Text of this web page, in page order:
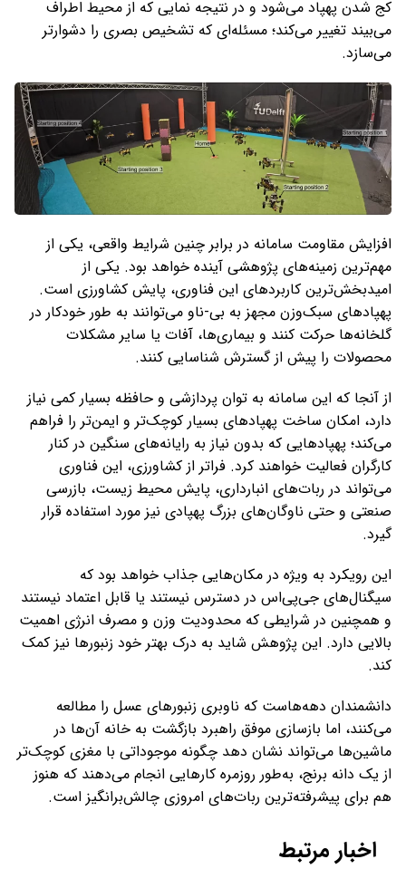
کج شدن پهپاد می‌شود و در نتیجه نمایی که از محیط اطراف
می‌بیند تغییر می‌کند؛ مسئله‌ای که تشخیص بصری را دشوارتر
می‌سازد.
افزایش مقاومت سامانه در برابر چنین شرایط واقعی، یکی از
مهم‌ترین زمینه‌های پژوهشی آینده خواهد بود. یکی از
امیدبخش‌ترین کاربردهای این فناوری، پایش کشاورزی است.
پهپادهای سبک‌وزن مجهز به بی‌-ناو می‌توانند به ‌طور خودکار در
گلخانه‌ها حرکت کنند و بیماری‌ها، آفات یا سایر مشکلات
محصولات را پیش از گسترش شناسایی کنند.
از آنجا که این سامانه به توان پردازشی و حافظه بسیار کمی نیاز
دارد، امکان ساخت پهپادهای بسیار کوچک‌تر و ایمن‌تر را فراهم
می‌کند؛ پهپادهایی که بدون نیاز به رایانه‌های سنگین در کنار
کارگران فعالیت خواهند کرد. فراتر از کشاورزی، این فناوری
می‌تواند در ربات‌های انبارداری، پایش محیط‌ زیست، بازرسی
صنعتی و حتی ناوگان‌های بزرگ پهپادی نیز مورد استفاده قرار
گیرد.
این رویکرد به ‌ویژه در مکان‌هایی جذاب خواهد بود که
سیگنال‌های جی‌پی‌اس در دسترس نیستند یا قابل اعتماد نیستند
و همچنین در شرایطی که محدودیت وزن و مصرف انرژی اهمیت
بالایی دارد. این پژوهش شاید به درک بهتر خود زنبورها نیز کمک
کند.
دانشمندان دهه‌هاست که ناوبری زنبورهای عسل را مطالعه
می‌کنند، اما بازسازی موفق راهبرد بازگشت به خانه آن‌ها در
ماشین‌ها می‌تواند نشان دهد چگونه موجوداتی با مغزی کوچک‌تر
از یک دانه برنج، به‌طور روزمره کارهایی انجام می‌دهند که هنوز
هم برای پیشرفته‌ترین ربات‌های امروزی چالش‌برانگیز است.
اخبار مرتبط